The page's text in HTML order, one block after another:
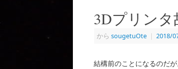
3Dプリンタ
から sougetuOte | 2018/
結構前のことになるのだ